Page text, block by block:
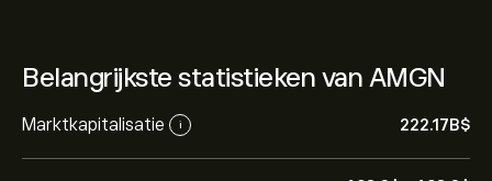
Belangrijkste statistieken van AMGN
Marktkapitalisatie i 222.17B‎$‎